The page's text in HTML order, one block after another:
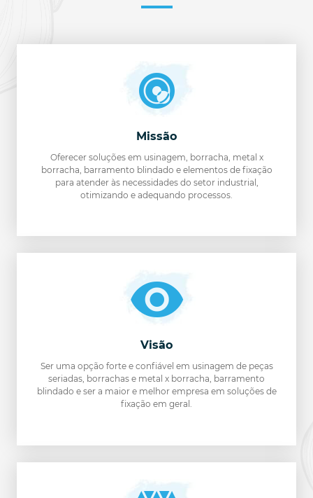
Missão
Oferecer soluções em usinagem, borracha, metal x
borracha, barramento blindado e elementos de fixação
para atender às necessidades do setor industrial,
otimizando e adequando processos.
Visão
Ser uma opção forte e confiável em usinagem de peças
seriadas, borrachas e metal x borracha, barramento
blindado e ser a maior e melhor empresa em soluções de
fixação em geral.